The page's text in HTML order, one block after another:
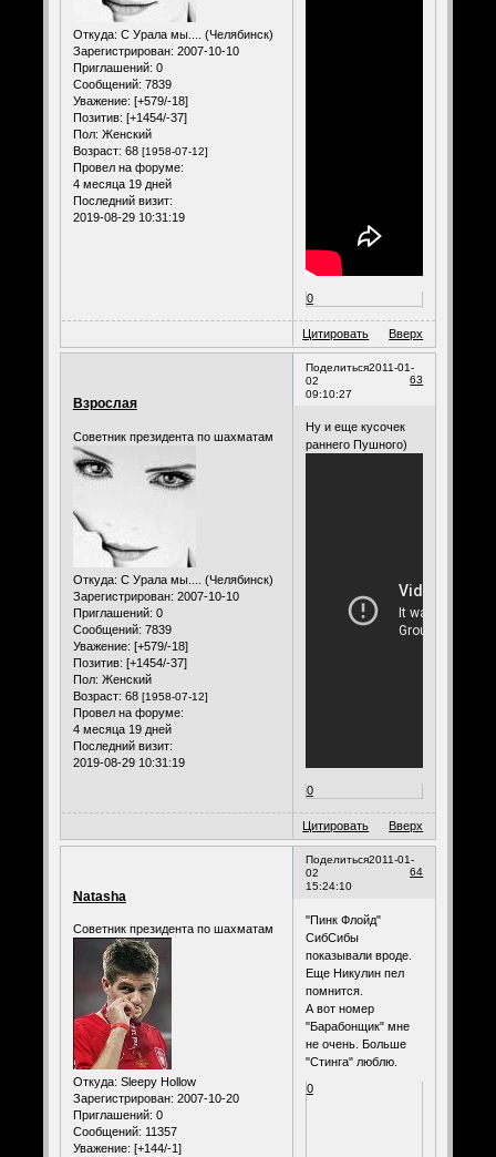
Откуда: С Урала мы.... (Челябинск)
Зарегистрирован: 2007-10-10
Приглашений: 0
Сообщений: 7839
Уважение: [+579/-18]
Позитив: [+1454/-37]
Пол: Женский
Возраст: 68 [1958-07-12]
Провел на форуме:
4 месяца 19 дней
Последний визит:
2019-08-29 10:31:19
0
Цитировать Вверх
Поделиться
63
2011-01-
02
09:10:27
Взрослая
Советник президента по шахматам
Откуда: С Урала мы.... (Челябинск)
Зарегистрирован: 2007-10-10
Приглашений: 0
Сообщений: 7839
Уважение: [+579/-18]
Позитив: [+1454/-37]
Пол: Женский
Возраст: 68 [1958-07-12]
Провел на форуме:
4 месяца 19 дней
Последний визит:
2019-08-29 10:31:19
Ну и еще кусочек
раннего Пушного)
0
Цитировать Вверх
Поделиться
64
2011-01-
02
15:24:10
Natasha
Советник президента по шахматам
Откуда: Sleepy Hollow
Зарегистрирован: 2007-10-20
Приглашений: 0
Сообщений: 11357
Уважение: [+144/-1]
"Пинк Флойд"
СибСибы
показывали вроде.
Еще Никулин пел
помнится.
А вот номер
"Барабонщик" мне
не очень. Больше
"Стинга" люблю.
0